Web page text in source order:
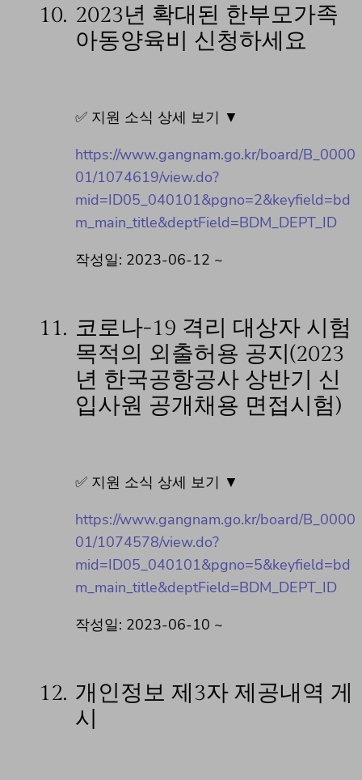
10. 2023년 확대된 한부모가족
아동양육비 신청하세요
✅ 지원 소식 상세 보기 ▼
https://www.gangnam.go.kr/board/B_0000
01/1074619/view.do?
mid=ID05_040101&pgno=2&keyfield=bd
m_main_title&deptField=BDM_DEPT_ID
작성일: 2023-06-12 ~
11. 코로나-19 격리 대상자 시험
목적의 외출허용 공지(2023
년 한국공항공사 상반기 신
입사원 공개채용 면접시험)
✅ 지원 소식 상세 보기 ▼
https://www.gangnam.go.kr/board/B_0000
01/1074578/view.do?
mid=ID05_040101&pgno=5&keyfield=bd
m_main_title&deptField=BDM_DEPT_ID
작성일: 2023-06-10 ~
12. 개인정보 제3자 제공내역 게
시